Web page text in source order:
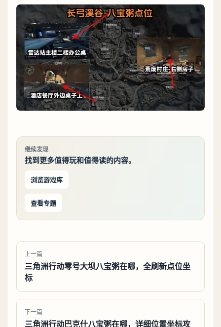
继续发现
找到更多值得玩和值得读的内容。
浏览游戏库
查看专题
上一篇
三角洲行动零号大坝八宝粥在哪，全刷新点位坐
标
下一篇
三角洲行动巴克什八宝粥在哪，详细位置坐标攻